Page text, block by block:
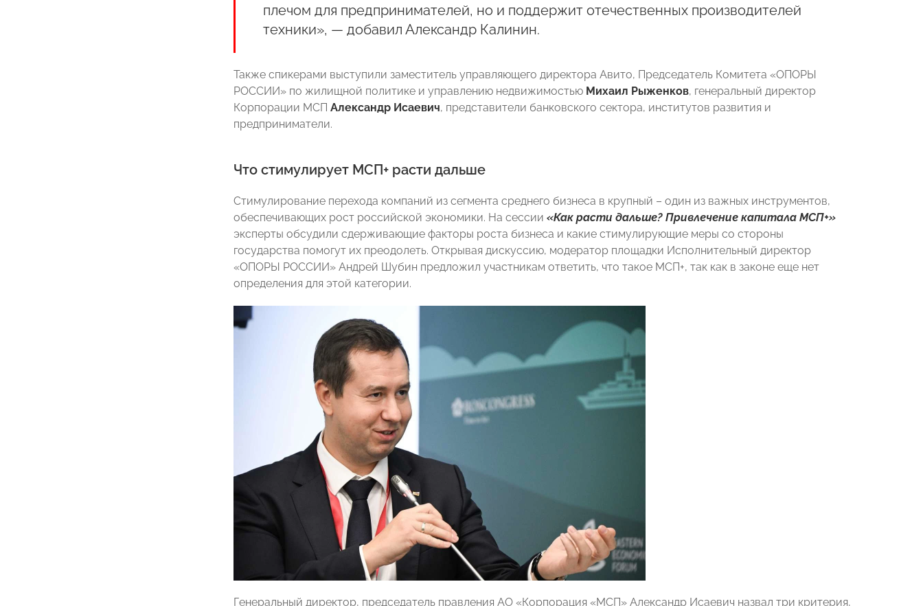
плечом для предпринимателей, но и поддержит отечественных производителей
техники», — добавил Александр Калинин.
Также спикерами выступили заместитель управляющего директора Авито, Председатель Комитета «ОПОРЫ
РОССИИ» по жилищной политике и управлению недвижимостью Михаил Рыженков, генеральный директор
Корпорации МСП Александр Исаевич, представители банковского сектора, институтов развития и
предприниматели.
Что стимулирует МСП+ расти дальше
Стимулирование перехода компаний из сегмента среднего бизнеса в крупный – один из важных инструментов,
обеспечивающих рост российской экономики. На сессии «Как расти дальше? Привлечение капитала МСП+»
эксперты обсудили сдерживающие факторы роста бизнеса и какие стимулирующие меры со стороны
государства помогут их преодолеть. Открывая дискуссию, модератор площадки Исполнительный директор
«ОПОРЫ РОССИИ» Андрей Шубин предложил участникам ответить, что такое МСП+, так как в законе еще нет
определения для этой категории.
Генеральный директор, председатель правления АО «Корпорация «МСП» Александр Исаевич назвал три критерия,